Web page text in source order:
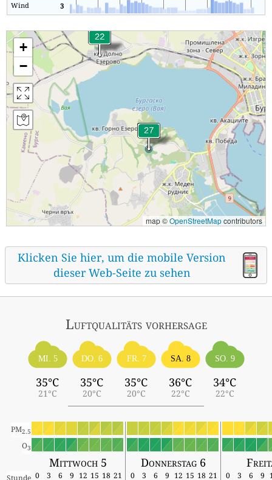
Wind
3
+
−
map ©OpenStreetMapcontributors
Klicken Sie hier, um die mobile Version
dieser Web-Seite zu sehen
Luftqualitäts vorhersage
MI. 5
35°C
21°C
DO. 6
35°C
20°C
FR. 7
35°C
20°C
SA. 8
36°C
22°C
SO. 9
34°C
22°C
PM2.5
O3
Mittwoch 5 Donnerstag 6
Stunde 0 3 6 9 12 15 18 21 0 3 6 9 12 15 18 21 0 3 6 9